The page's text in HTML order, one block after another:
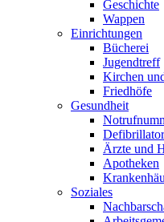
Geschichte
Wappen
Einrichtungen
Bücherei
Jugendtreff
Kirchen
Friedhöfe
Gesundheit
Ärzte und
Apotheken
Soziales